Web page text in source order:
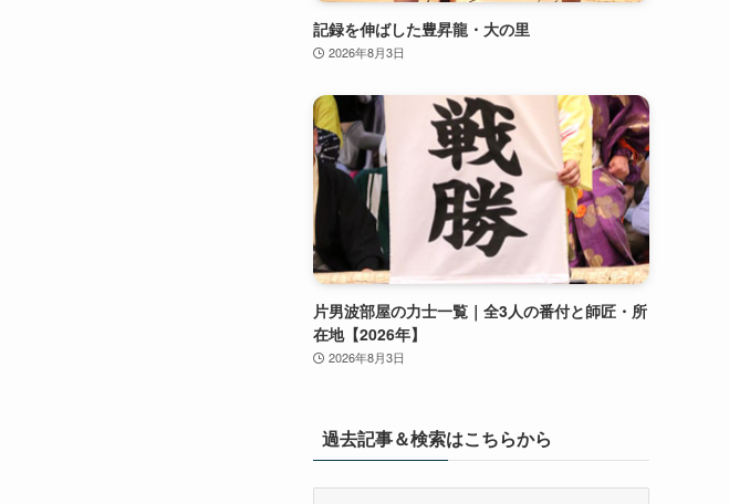
記録を伸ばした豊昇龍・大の里
2026年8月3日
片男波部屋の力士一覧｜全3人の番付と師匠・所
在地【2026年】
2026年8月3日
過去記事＆検索はこちらから